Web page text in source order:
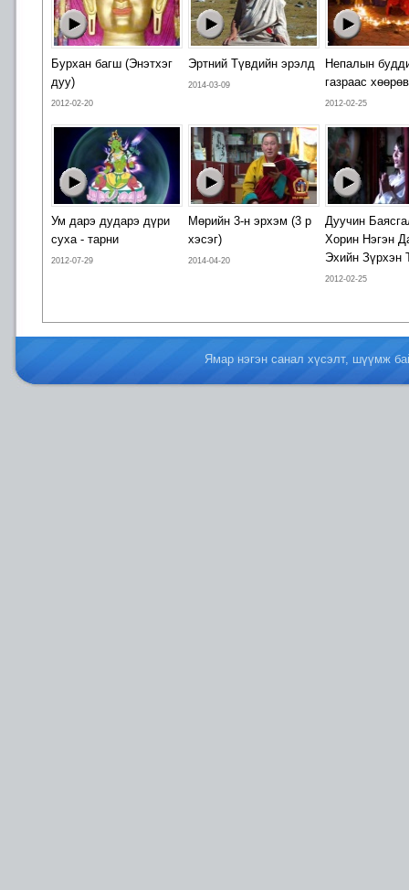
Бурхан багш (Энэтхэг
дуу)
2012-02-20
Эртний Түвдийн эрэлд
2014-03-09
Непалын
газраас хөөрөв
2012-02-25
Ум дарэ дударэ дүри
суха - тарни
2012-07-29
Мөрийн 3-н эрхэм (3 р
хэсэг)
2014-04-20
Дуучин
Хорин Нэгэн
Эхийн Зүрхэн
2012-02-25
Ямар нэгэн санал хүсэлт, шүүмж